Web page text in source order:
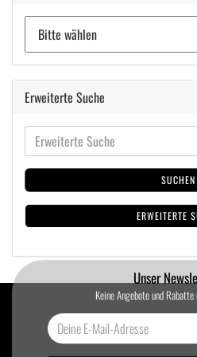
Erweiterte Suche
SUCHEN
ERWEITERTE
Unser
Keine Angebote und